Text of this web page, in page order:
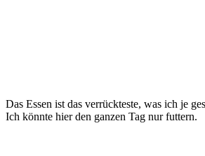
Das Essen ist das verrückteste, was ich je
Ich könnte hier den ganzen Tag nur futtern.